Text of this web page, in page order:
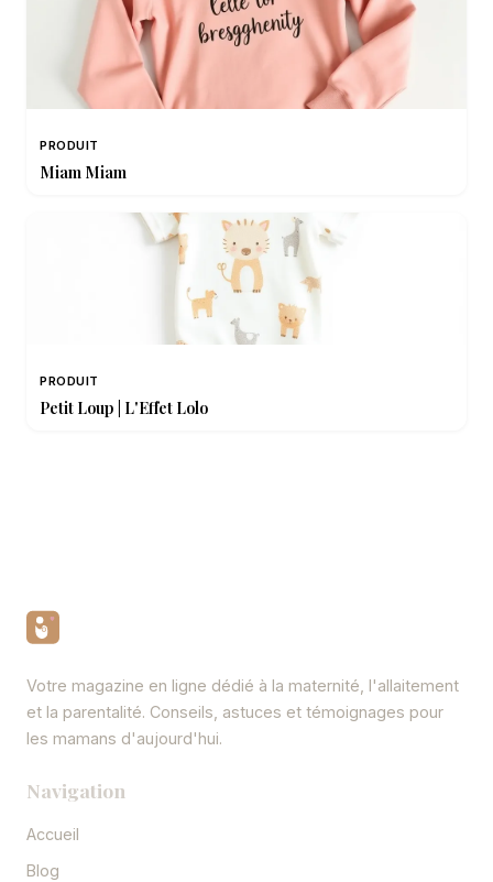
PRODUIT
Miam Miam
PRODUIT
Petit Loup | L'Effet Lolo
Votre magazine en ligne dédié à la maternité, l'allaitement
et la parentalité. Conseils, astuces et témoignages pour
les mamans d'aujourd'hui.
Navigation
Accueil
Blog